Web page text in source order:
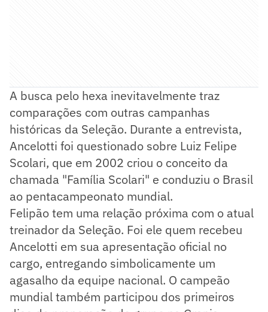
A busca pelo hexa inevitavelmente traz
comparações com outras campanhas
históricas da Seleção. Durante a entrevista,
Ancelotti foi questionado sobre Luiz Felipe
Scolari, que em 2002 criou o conceito da
chamada "Família Scolari" e conduziu o Brasil
ao pentacampeonato mundial.
Felipão tem uma relação próxima com o atual
treinador da Seleção. Foi ele quem recebeu
Ancelotti em sua apresentação oficial no
cargo, entregando simbolicamente um
agasalho da equipe nacional. O campeão
mundial também participou dos primeiros